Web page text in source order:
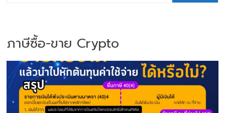
ภาษีซื้อ-ขาย Crypto